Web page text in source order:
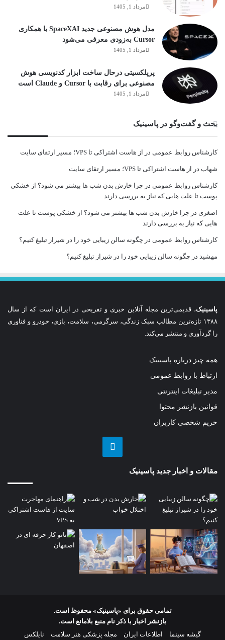
مرداد 1, 1405
مدل هوش مصنوعی جدید SpaceXAI با همکاری
Cursor به‌زودی معرفی می‌شود
مرداد 1, 1405
پرپلکسیتی درحال ساخت ابزار کدنویسی هوش
مصنوعی برای رقابت با Cursor و Claude است
مرداد 1, 1405
بحث و گفت‌وگو در پاسینیک
کارشناس روابط عمومی در از هاست اشتراکی تا VPS؛ مسیر ارتقای سایت
شهاب در از هاست اشتراکی تا VPS؛ مسیر ارتقای سایت
کارشناس روابط عمومی در چرا خارش بدن شب ها بیشتر می شود؟ از خشکی
پوست تا علت هایی که نیاز به بررسی دارند
اصغری در چرا خارش بدن شب ها بیشتر می شود؟ از خشکی پوست تا علت
هایی که نیاز به بررسی دارند
کارشناس روابط عمومی در چگونه سالن زیبایی خود را در شیراز تبلیغ کنیم؟
مهشید در چگونه سالن زیبایی خود را در شیراز تبلیغ کنیم؟
پاسینیک، قدیمی‌ترین مجله آنلاین خبری و تفریحی در ایران است که از سال
۱۳۸۸ تازه‌ترین مطالب سبک زندگی، سرگرمی، سلامت، بازی، خودرو و فناوری
را گردآوری و منتشر می‌کند.
همه چیز درباره پاسینیک
ارتباط با روابط عمومی
مدیر تبلیغات اینترنتی
قوانین بازنشر محتوا
حریم شخصی کاربران
مقالات و اخبار جدید پاسینیک
تمامی حقوق برای «پاسینیک» محفوظ است.
بازنشر اخبار با ذکر نام منبع بلامانع است.
گیشه سینما
اطلاعات ایران مجله پزشکی هنر سلامت نایلکس